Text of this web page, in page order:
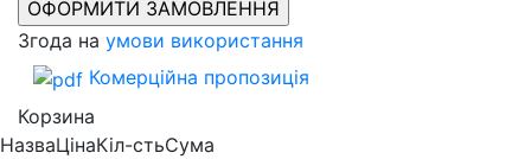
Згода на умови використання
Комерційна пропозиція
Корзина
НазваЦінаКіл-стьСума